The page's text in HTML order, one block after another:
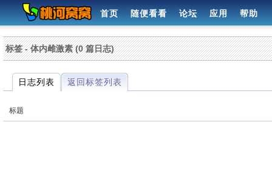
首页 随便看看 论坛 应用 帮助
标签 - 体内雌激素 (0 篇日志)
日志列表 返回标签列表
标题